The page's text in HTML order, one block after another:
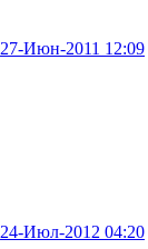
27-Июн-2011 12:09
24-Июл-2012 04:20